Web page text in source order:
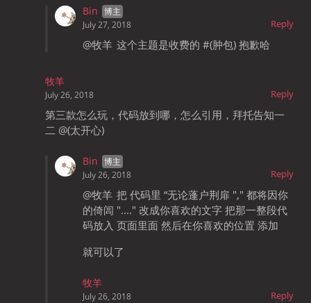
Bin
Reply
July 27, 2018
@牧羊 这个主题是收费的 #(肿包) 抱歉哈
牧羊
Reply
July 26, 2018
第三款怎么玩，代码放到哪，怎么引用，拜托告知一
二 @(太开心)
Bin
Reply
July 26, 2018
@牧羊 把 代码里 “无论蓬户荆扉 "," 都将因你
的倚闾 "...." 改成你喜欢的文字 把那一整段代
码放入 页面里面 然后在你喜欢的位置 添加
就可以了
牧羊
Reply
July 26, 2018